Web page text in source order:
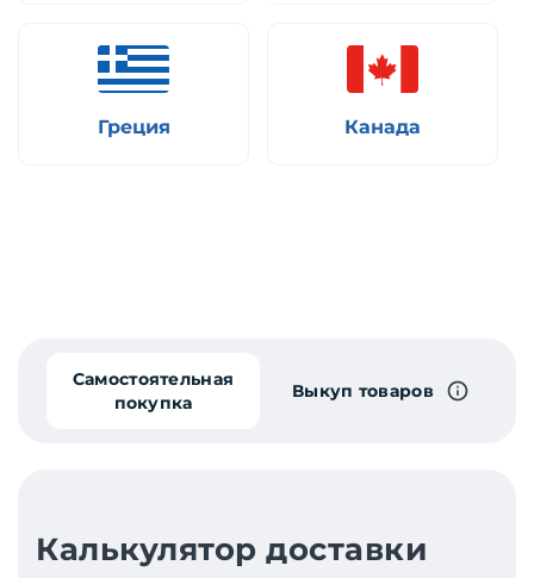
Греция Канада
Самостоятельная
покупка
Выкуп товаров
Калькулятор доставки